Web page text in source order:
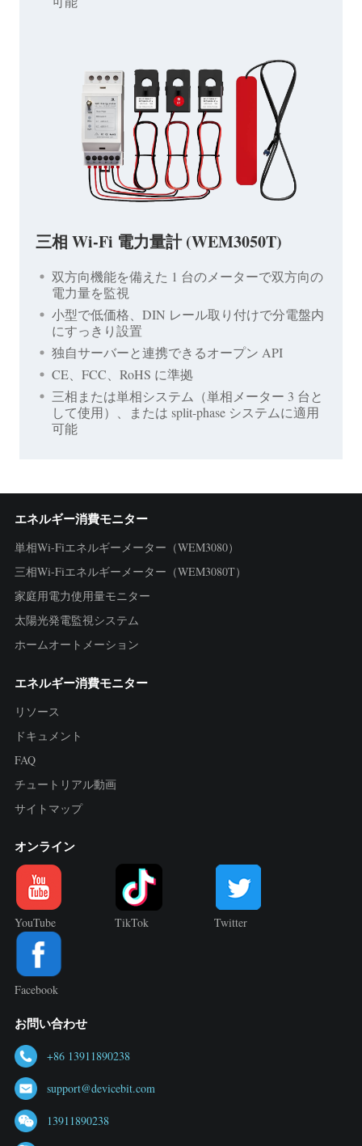
三相 Wi-Fi 電力量計 (WEM3050T)
双方向機能を備えた 1 台のメーターで双方向の
電力量を監視
小型で低価格、DIN レール取り付けで分電盤内
にすっきり設置
独自サーバーと連携できるオープン API
CE、FCC、RoHS に準拠
三相または単相システム（単相メーター 3 台と
して使用）、または split-phase システムに適用
可能
エネルギー消費モニター
単相Wi-Fiエネルギーメーター（WEM3080）
三相Wi-Fiエネルギーメーター（WEM3080T）
家庭用電力使用量モニター
太陽光発電監視システム
ホームオートメーション
エネルギー消費モニター
リソース
ドキュメント
FAQ
チュートリアル動画
サイトマップ
オンライン
YouTube TikTok Twitter
Facebook
お問い合わせ
+86 13911890238
support@devicebit.com
13911890238